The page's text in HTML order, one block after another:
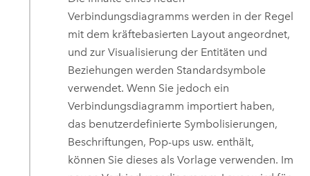
Verbindungsdiagramms werden in der Regel
mit dem kräftebasierten Layout angeordnet,
und zur Visualisierung der Entitäten und
Beziehungen werden Standardsymbole
verwendet. Wenn Sie jedoch ein
Verbindungsdiagramm importiert haben,
das benutzerdefinierte Symbolisierungen,
Beschriftungen, Pop-ups usw. enthält,
können Sie dieses als Vorlage verwenden. Im